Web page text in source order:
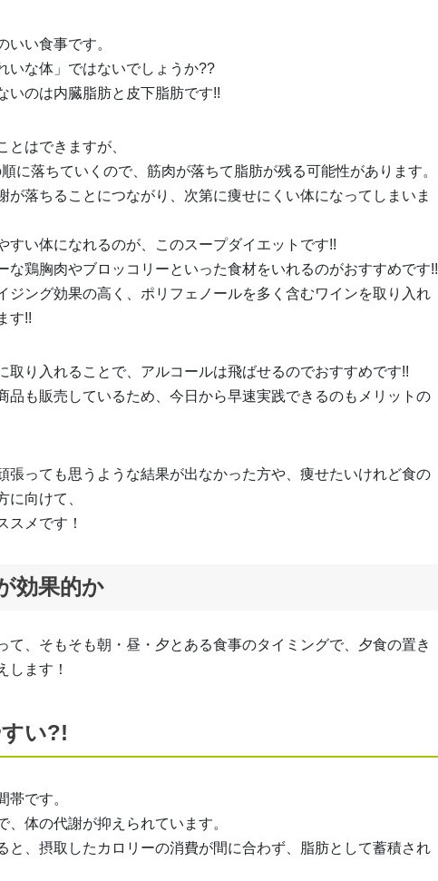
いい食事です。
いな体」ではないでしょうか??
いのは内臓脂肪と皮下脂肪です!!
はできますが、
に落ちていくので、筋肉が落ちて脂肪が残る可能性があります。
が落ちることにつながり、次第に痩せにくい体になってしまいま
すい体になれるのが、このスープダイエットです!!
な鶏胸肉やブロッコリーといった食材をいれるのがおすすめです!!
ジング効果の高く、ポリフェノールを多く含むワインを取り入れ
す!!
取り入れることで、アルコールは飛ばせるのでおすすめです!!
品も販売しているため、今日から早速実践できるのもメリットの
張っても思うような結果が出なかった方や、痩せたいけれど食の
に向けて、
スメです！
効果的か
て、そもそも朝・昼・夕とある食事のタイミングで、夕食の置き
します！
い?!
帯です。
体の代謝が抑えられています。
と、摂取したカロリーの消費が間に合わず、脂肪として蓄積され